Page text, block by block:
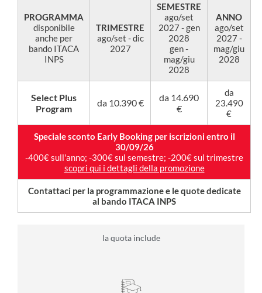
PROGRAMMA
disponibile
anche per
bando ITACA
INPS
TRIMESTRE
ago/set - dic
2027
SEMESTRE
ago/set
2027 - gen
2028
gen -
mag/giu
2028
ANNO
ago/set
2027 -
mag/giu
2028
Select Plus
Program
da 10.390 €
da 14.690
€
da
23.490
€
Speciale sconto Early Booking per iscrizioni entro il
30/09/26
-400€ sull'anno; -300€ sul semestre; -200€ sul trimestre
scopri qui i dettagli della promozione
Contattaci per la programmazione e le quote dedicate
al bando ITACA INPS
la quota include